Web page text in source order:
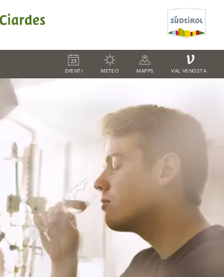
EVENTI METEO MAPPS
V
VAL VENOSTA